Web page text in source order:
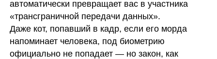
автоматически превращает вас в участника
«трансграничной передачи данных».
Даже кот, попавший в кадр, если его морда
напоминает человека, под биометрию
официально не попадает — но закон, как